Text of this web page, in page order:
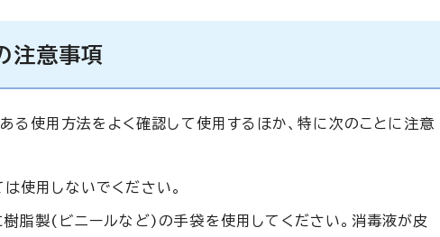
注意事項
る使用方法をよく確認して使用するほか、特に次のことに注意
使用しないでください。
脂製(ビニールなど)の手袋を使用してください。消毒液が皮